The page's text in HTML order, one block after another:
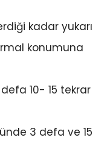
kadar yukarı
konumuna
10- 15 tekrar
3 defa ve 15